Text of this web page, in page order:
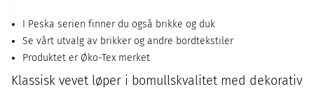
I Peska serien finner du også brikke og duk
Se vårt utvalg av brikker og andre bordtekstiler
Produktet er Øko-Tex merket
Klassisk vevet løper i bomullskvalitet med dekorativ